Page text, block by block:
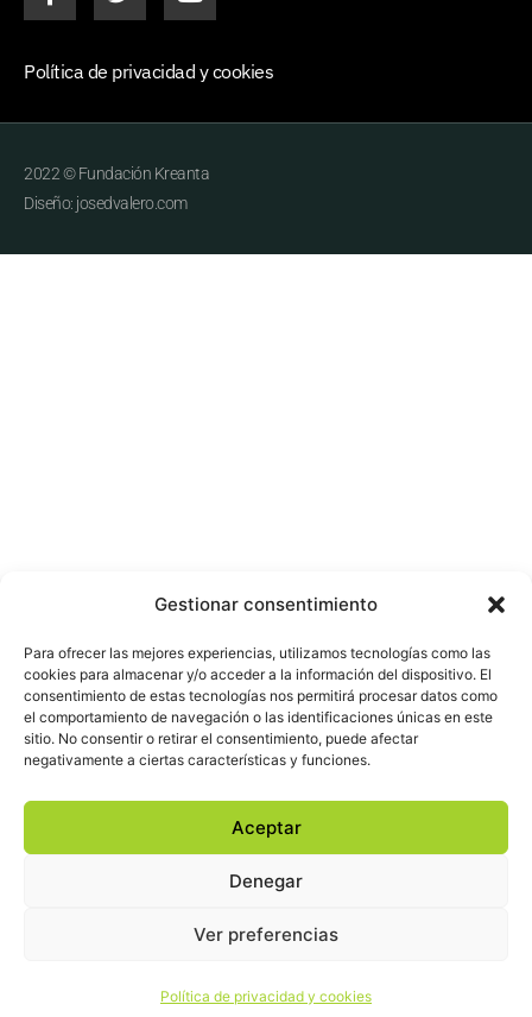
Gestionar consentimiento
Para ofrecer las mejores experiencias, utilizamos tecnologías como las
cookies para almacenar y/o acceder a la información del dispositivo. El
consentimiento de estas tecnologías nos permitirá procesar datos como
el comportamiento de navegación o las identificaciones únicas en este
sitio. No consentir o retirar el consentimiento, puede afectar
negativamente a ciertas características y funciones.
Aceptar
Denegar
Ver preferencias
Política de privacidad y cookies
Política de privacidad y cookies
2022 © Fundación Kreanta
Diseño: josedvalero.com